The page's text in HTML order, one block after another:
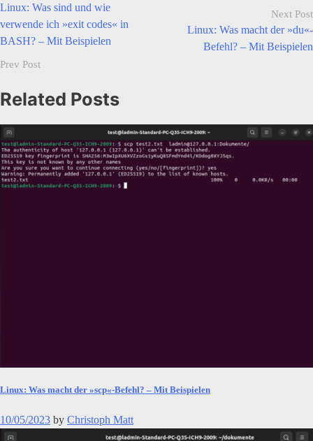
Beitragsnavigation
Linux: Was sind und wie
verwende ich »exit codes« in
BASH? – Mit Beispielen
Prev Post
Linux: Was macht der »du«-
Befehl? – Mit Beispielen
Next Post
Related Posts
Linux: Was macht der »scp«-Befehl? – Mit Beispielen
10/05/2023 by Christoph Matt